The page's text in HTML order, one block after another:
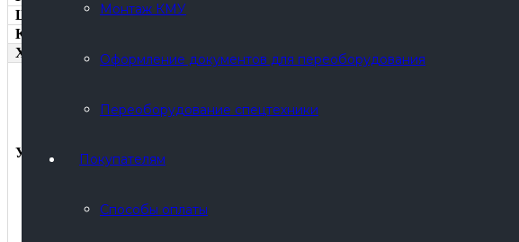
Монтаж КМУ
Оформление документов для переоборудования
Переоборудование спецтехники
Покупателям
Cпособы оплаты
Шины
Комплектация
ХАРАКТЕРИСТИКИ УРБ 2Д3
Установка разведочного бурения УРБ-2Д3